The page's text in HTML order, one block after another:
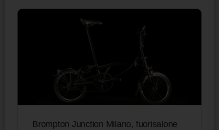
Brompton Junction Milano, fuorisalone